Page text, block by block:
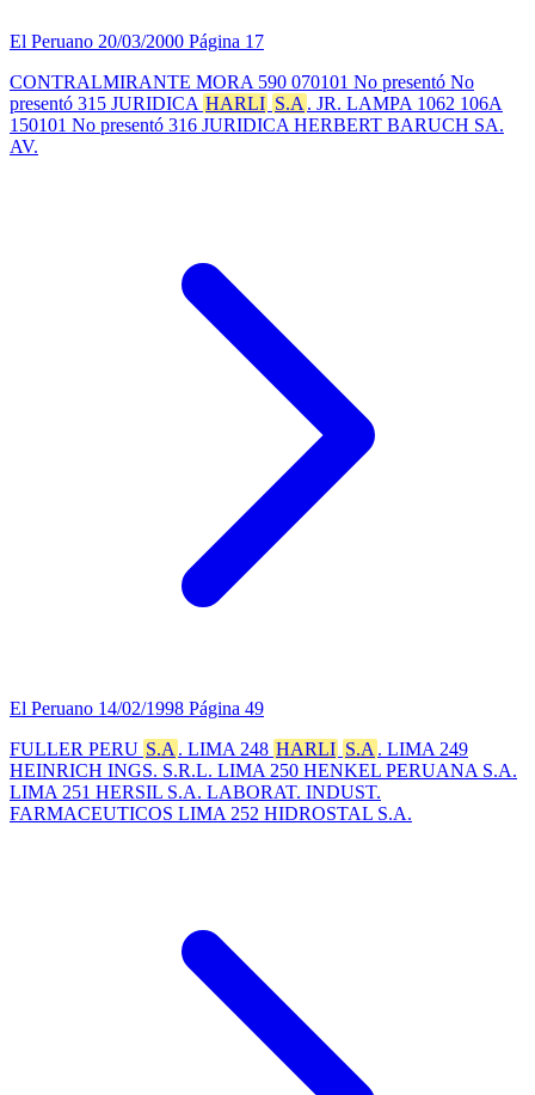
El Peruano 20/03/2000 Página 17
CONTRALMIRANTE MORA 590 070101 No presentó No
presentó 315 JURIDICA HARLI S.A . JR. LAMPA 1062 106A
150101 No presentó 316 JURIDICA HERBERT BARUCH SA.
AV.
El Peruano 14/02/1998 Página 49
FULLER PERU S.A . LIMA 248 HARLI S.A . LIMA 249
HEINRICH INGS. S.R.L. LIMA 250 HENKEL PERUANA S.A.
LIMA 251 HERSIL S.A. LABORAT. INDUST.
FARMACEUTICOS LIMA 252 HIDROSTAL S.A.